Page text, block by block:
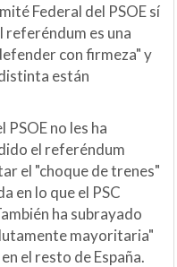
Federal del PSOE sí
referéndum es una
con firmeza" y
están
no les ha
el referéndum
el "choque de trenes"
en lo que el PSC
ha subrayado
mayoritaria"
el resto de España.